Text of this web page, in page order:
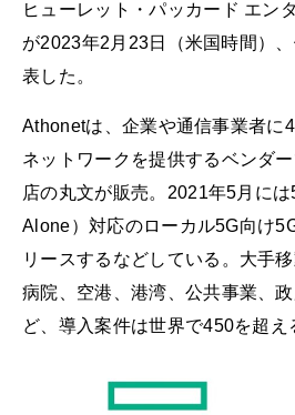
ヒューレット・パッカード エン
が2023年2月23日（米国時間）
表した。
Athonetは、企業や通信事業者に
ネットワークを提供するベンダ
店の丸文が販売。2021年5月に
Alone）対応のローカル5G向け
リースするなどしている。大手
病院、空港、港湾、公共事業、
ど、導入案件は世界で450を超え